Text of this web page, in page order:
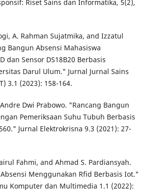
Riset Sains dan Informatika, 5(2),
A. Rahman Sujatmika, and Izzatul
Bangun Absensi Mahasiswa
dan Sensor DS18B20 Berbasis
Darul Ulum." Jurnal Jurnal Sains
3.1 (2023): 158-164.
Dwi Prabowo. "Rancang Bangun
Pemeriksaan Suhu Tubuh Berbasis
Jurnal Elektrokrisna 9.3 (2021): 27-
Fahmi, and Ahmad S. Pardiansyah.
Menggunakan Rfid Berbasis Iot."
Komputer dan Multimedia 1.1 (2022):